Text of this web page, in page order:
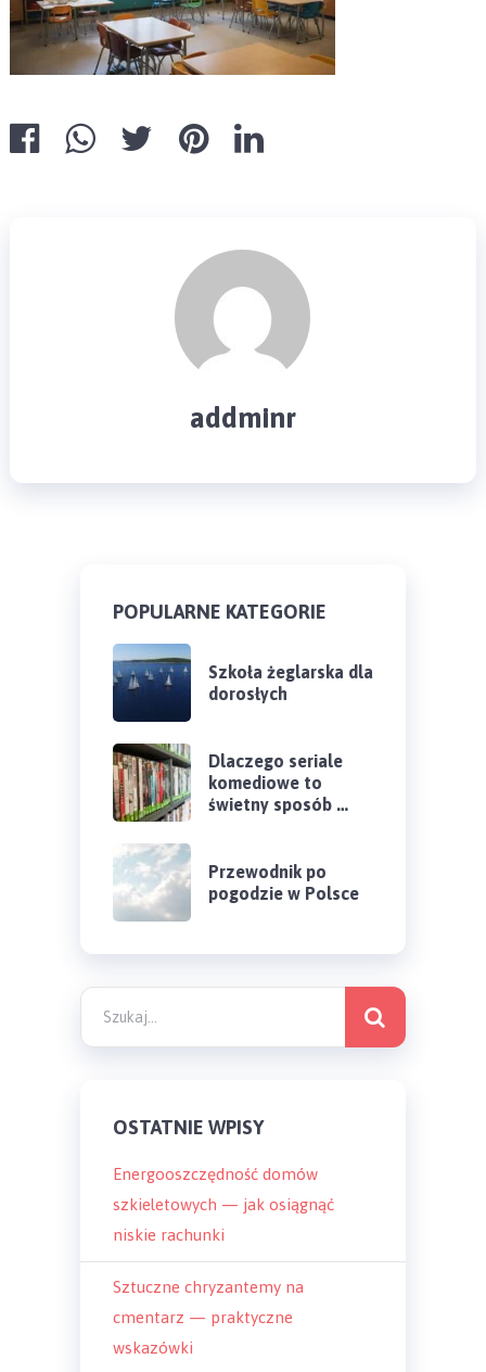
addminr
POPULARNE KATEGORIE
Szkoła żeglarska dla
dorosłych
Dlaczego seriale
komediowe to
świetny sposób …
Przewodnik po
pogodzie w Polsce
OSTATNIE WPISY
Energooszczędność domów
szkieletowych — jak osiągnąć
niskie rachunki
Sztuczne chryzantemy na
cmentarz — praktyczne
wskazówki